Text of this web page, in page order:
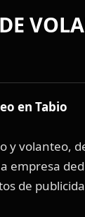
en Tabio
y volanteo,
empresa
de